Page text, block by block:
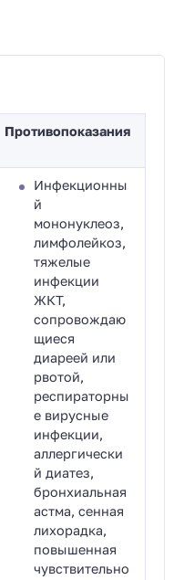
Противопоказания
Инфекционны
й
мононуклеоз,
лимфолейкоз,
тяжелые
инфекции
ЖКТ,
сопровождаю
щиеся
диареей или
рвотой,
респираторны
е вирусные
инфекции,
аллергически
й диатез,
бронхиальная
астма, сенная
лихорадка,
повышенная
чувствительно